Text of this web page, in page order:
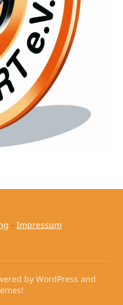
- Impressum
by WordPress and